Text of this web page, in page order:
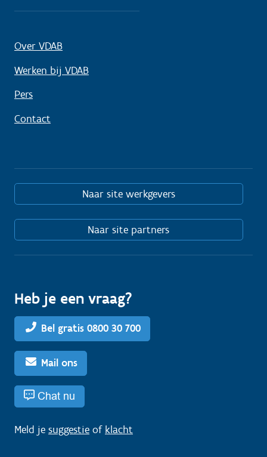
Over VDAB
Werken bij VDAB
Pers
Contact
Naar site werkgevers
Naar site partners
Heb je een vraag?
Bel gratis 0800 30 700
Mail ons
Chat nu
Meld je suggestie of klacht